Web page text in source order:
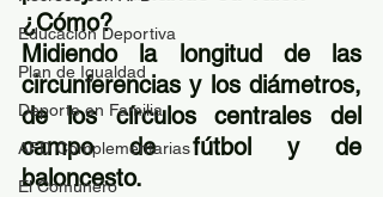
Educación Deportiva
Plan de Igualdad
Deporte en Familia
AFD Complementarias
El Comunero
¿Cómo?
Midiendo la longitud de las
circunferencias y los diámetros,
de los círculos centrales del
campo de fútbol y de
baloncesto.